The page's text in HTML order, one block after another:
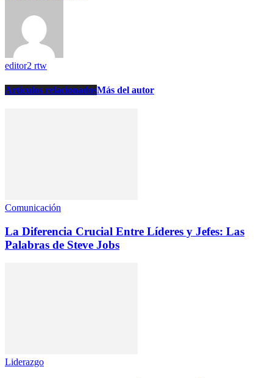
editor2 rtw
Artículos relacionadosMás del autor
Comunicación
La Diferencia Crucial Entre Líderes y Jefes: Las
Palabras de Steve Jobs
Liderazgo